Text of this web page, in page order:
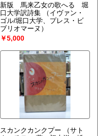
新版 馬来乙女の歌へる 堀
口大学訳詩集
（イヴァン・
ゴル/堀口大学、プレス・ビ
ブリオマーヌ）
￥5,000
スカンクカンクプー
（サト